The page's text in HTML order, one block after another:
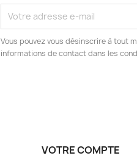
Vous pouvez vous désinscrire à tout
informations de contact dans les
VOTRE COMPTE